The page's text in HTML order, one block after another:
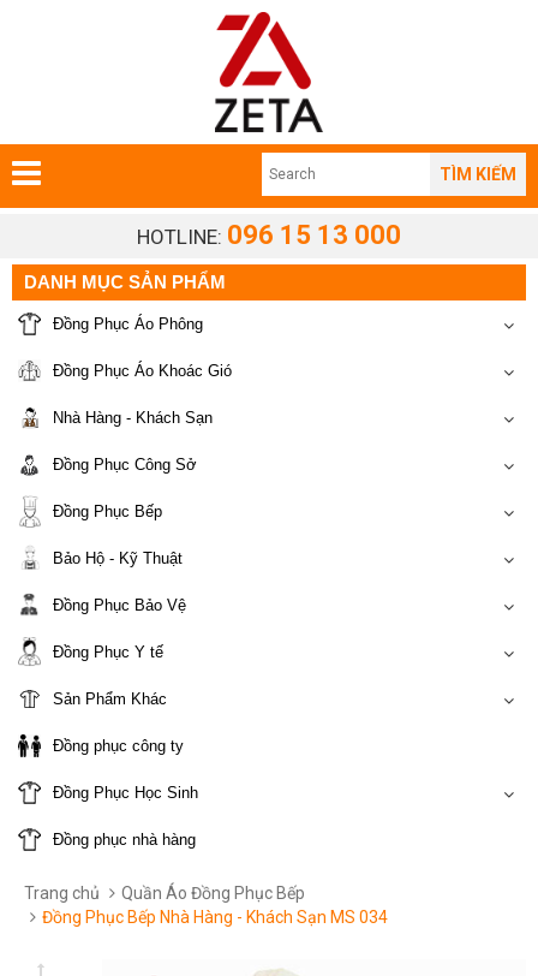
TÌM KIẾM
HOTLINE: 096 15 13 000
DANH MỤC SẢN PHẨM
Đồng Phục Áo Phông
Đồng Phục Áo Khoác Gió
Nhà Hàng - Khách Sạn
Đồng Phục Công Sở
Đồng Phục Bếp
Bảo Hộ - Kỹ Thuật
Đồng Phục Bảo Vệ
Đồng Phục Y tế
Sản Phẩm Khác
Đồng phục công ty
Đồng Phục Học Sinh
Đồng phục nhà hàng
Trang chủ
Quần Áo Đồng Phục Bếp
Đồng Phục Bếp Nhà Hàng - Khách Sạn MS 034